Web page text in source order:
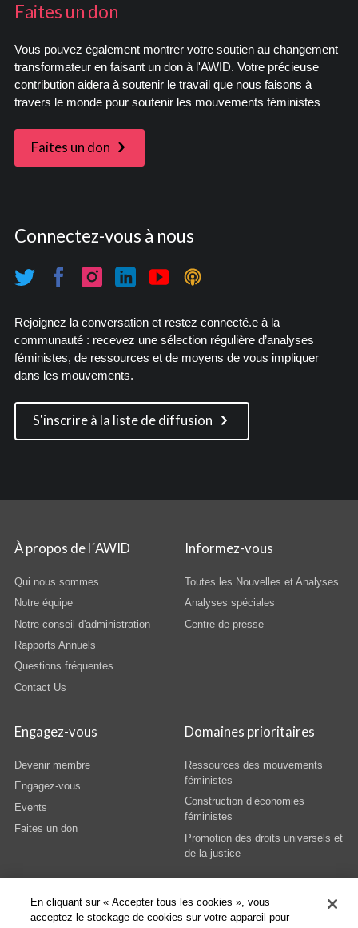
Faites un don
Vous pouvez également montrer votre soutien au changement
transformateur en faisant un don à l'AWID. Votre précieuse
contribution aidera à soutenir le travail que nous faisons à
travers le monde pour soutenir les mouvements féministes
Faites un don
Connectez-vous à nous
Rejoignez la conversation et restez connecté.e à la
communauté : recevez une sélection régulière d’analyses
féministes, de ressources et de moyens de vous impliquer
dans les mouvements.
S'inscrire à la liste de diffusion
À propos de l´AWID
Qui nous sommes
Notre équipe
Notre conseil d'administration
Rapports Annuels
Questions fréquentes
Contact Us
Informez-vous
Toutes les Nouvelles et Analyses
Analyses spéciales
Centre de presse
Engagez-vous
Devenir membre
Engagez-vous
Events
Faites un don
Domaines prioritaires
Ressources des mouvements
féministes
Construction d’économies
féministes
Promotion des droits universels et
de la justice
En cliquant sur « Accepter tous les cookies », vous
acceptez le stockage de cookies sur votre appareil pour